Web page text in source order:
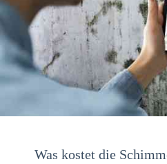
Was kostet die